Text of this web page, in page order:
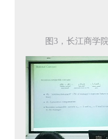
图3，长江商学